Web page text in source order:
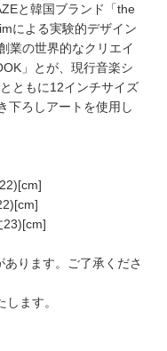
と韓国ブランド「the
による実験的デザイン
業の世界的なクリエイ
」とが、現行音楽シ
ともに12インチサイズ
下ろしアートを使用し
23)[cm]
ります。ご了承くださ
ます。